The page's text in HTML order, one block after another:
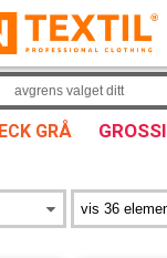
GRÅ
avgrens valget ditt